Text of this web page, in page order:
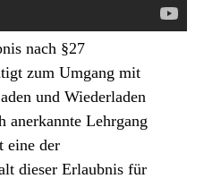
nach §27
zum Umgang mit
und Wiederladen
anerkannte Lehrgang
eine der
dieser Erlaubnis für